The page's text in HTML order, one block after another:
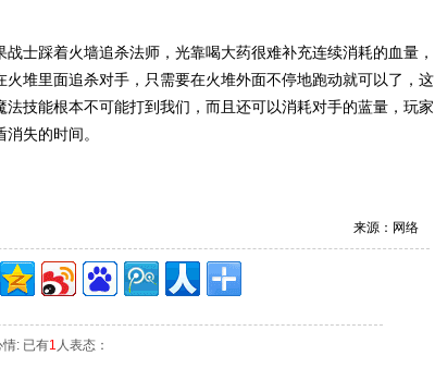
踩着火墙追杀法师，光靠喝大药很难补充连续消耗的血量，
堆里面追杀对手，只需要在火堆外面不停地跑动就可以了，这
技能根本不可能打到我们，而且还可以消耗对手的蓝量，玩家
失的时间。
来源：网络
: 已有1 人表态：